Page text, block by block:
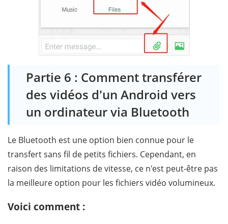
Partie 6 : Comment transférer
des vidéos d'un Android vers
un ordinateur via Bluetooth
Le Bluetooth est une option bien connue pour le
transfert sans fil de petits fichiers. Cependant, en
raison des limitations de vitesse, ce n'est peut-être pas
la meilleure option pour les fichiers vidéo volumineux.
Voici comment :